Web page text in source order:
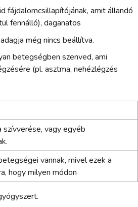
fájdalomcsillapítójának, amit állandó
fennálló), daganatos
még nincs beállítva.
betegségben szenved, ami
(pl. asztma, nehézlégzés
szívverése, vagy egyéb
vannak, mivel ezek a
hogy milyen módon